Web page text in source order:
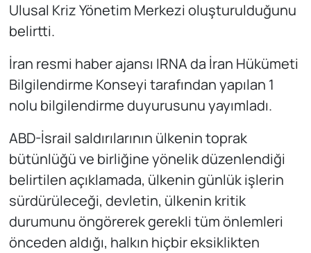
Ulusal Kriz Yönetim Merkezi oluşturulduğunu
belirtti.
İran resmi haber ajansı IRNA da İran Hükümeti
Bilgilendirme Konseyi tarafından yapılan 1
nolu bilgilendirme duyurusunu yayımladı.
ABD-İsrail saldırılarının ülkenin toprak
bütünlüğü ve birliğine yönelik düzenlendiği
belirtilen açıklamada, ülkenin günlük işlerin
sürdürüleceği, devletin, ülkenin kritik
durumunu öngörerek gerekli tüm önlemleri
önceden aldığı, halkın hiçbir eksiklikten